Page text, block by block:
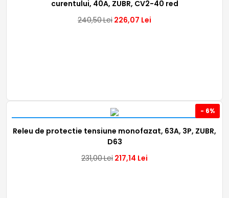
curentului, 40A, ZUBR, CV2-40 red
240,50Lei 226,07 Lei
- 6%
Releu de protectie tensiune monofazat, 63A, 3P, ZUBR,
D63
231,00Lei 217,14 Lei